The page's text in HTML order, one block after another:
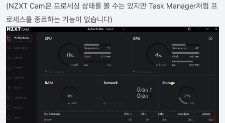
(NZXT Cam은 프로세싱 상태를 볼 수는 있지만 Task Manager처럼 프
로세스를 종료하는 기능이 없습니다)